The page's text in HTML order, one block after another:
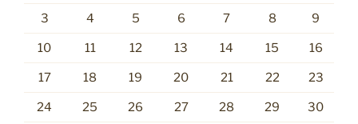
3 4 5 6 7 8 9
10 11 12 13 14 15 16
17 18 19 20 21 22 23
24 25 26 27 28 29 30